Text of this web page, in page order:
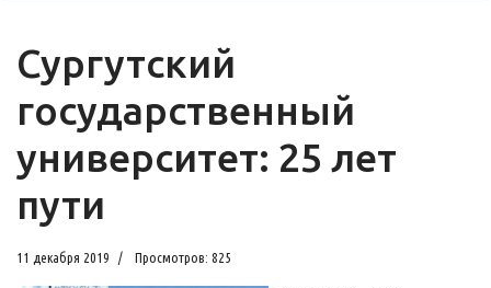
Сургутский
государственный
университет: 25 лет
пути
11 декабря 2019 Просмотров: 825